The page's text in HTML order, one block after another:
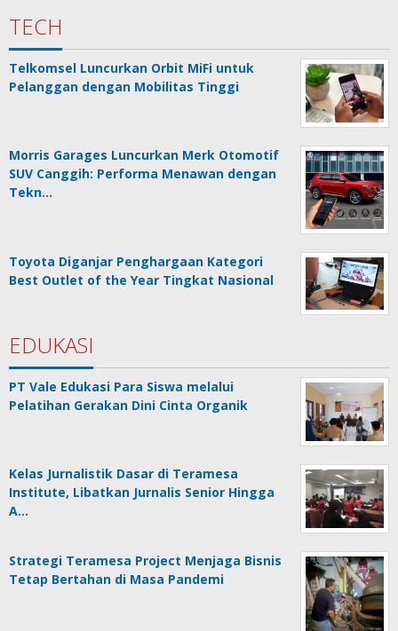
TECH
Telkomsel Luncurkan Orbit MiFi untuk
Pelanggan dengan Mobilitas Tinggi
Morris Garages Luncurkan Merk Otomotif
SUV Canggih: Performa Menawan dengan
Tekn…
Toyota Diganjar Penghargaan Kategori
Best Outlet of the Year Tingkat Nasional
EDUKASI
PT Vale Edukasi Para Siswa melalui
Pelatihan Gerakan Dini Cinta Organik
Kelas Jurnalistik Dasar di Teramesa
Institute, Libatkan Jurnalis Senior Hingga
A…
Strategi Teramesa Project Menjaga Bisnis
Tetap Bertahan di Masa Pandemi